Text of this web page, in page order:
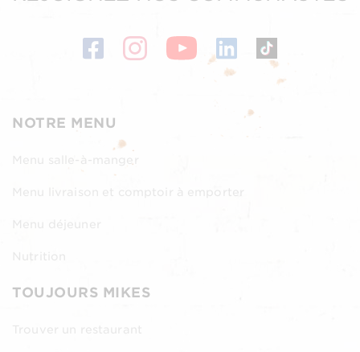
NOTRE MENU
Menu salle-à-manger
Menu livraison et comptoir à emporter
TOUJOURS MIKES